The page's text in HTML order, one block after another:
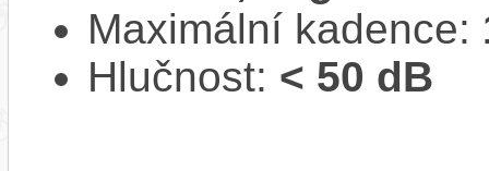
Maximální kadence:
Hlučnost: < 50 dB